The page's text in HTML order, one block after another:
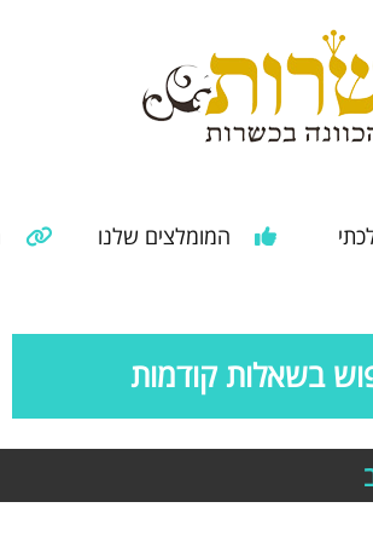
המומלצים שלנו
בשאלות קודמות